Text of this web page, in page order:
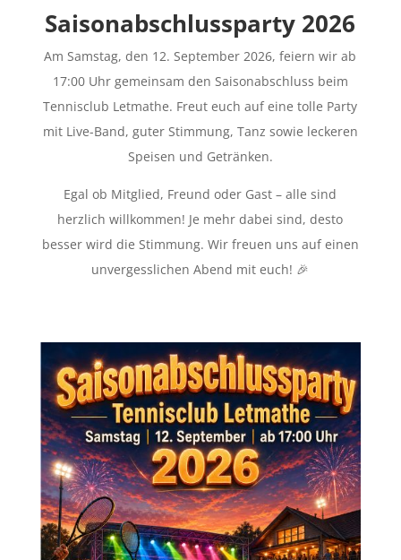
Saisonabschlussparty 2026
Am Samstag, den 12. September 2026, feiern wir ab
17:00 Uhr gemeinsam den Saisonabschluss beim
Tennisclub Letmathe. Freut euch auf eine tolle Party
mit Live-Band, guter Stimmung, Tanz sowie leckeren
Speisen und Getränken.
Egal ob Mitglied, Freund oder Gast – alle sind
herzlich willkommen! Je mehr dabei sind, desto
besser wird die Stimmung. Wir freuen uns auf einen
unvergesslichen Abend mit euch! 🎉